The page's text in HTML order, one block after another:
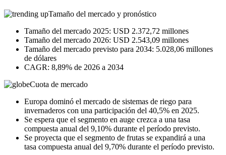
Tamaño del mercado y pronóstico
Tamaño del mercado 2025: USD 2.372,72 millones
Tamaño del mercado 2026: USD 2.543,09 millones
Tamaño del mercado previsto para 2034: 5.028,06 millones
de dólares
CAGR: 8,89% de 2026 a 2034
Cuota de mercado
Europa dominó el mercado de sistemas de riego para
invernaderos con una participación del 40,5% en 2025.
Se espera que el segmento en auge crezca a una tasa
compuesta anual del 9,10% durante el período previsto.
Se proyecta que el segmento de frutas se expandirá a una
tasa compuesta anual del 9,70% durante el período previsto.